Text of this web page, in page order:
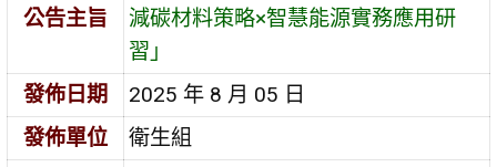
公告主旨
減碳材料策略×智慧能源實務應用研
習」
發佈日期
2025 年 8 月 05 日
發佈單位
衛生組